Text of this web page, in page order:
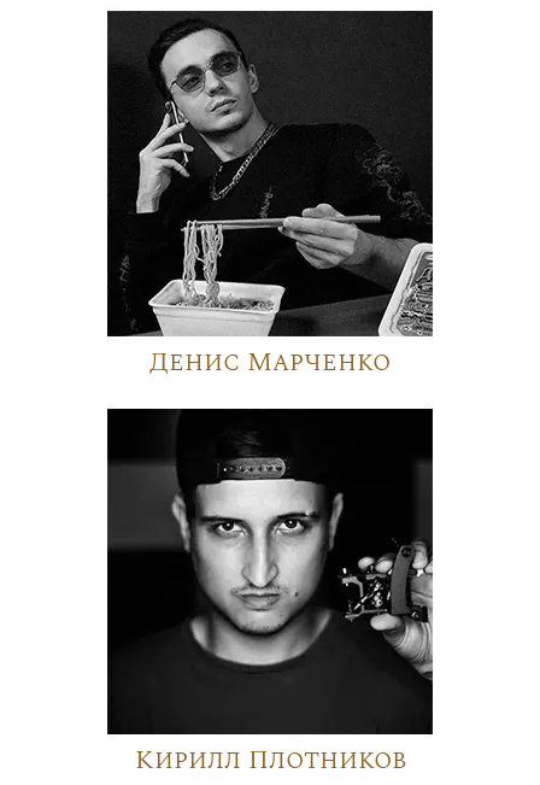
Денис Марченко
Кирилл Плотников